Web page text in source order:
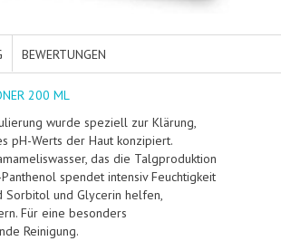
BEWERTUNGEN
200 ML
wurde speziell zur Klärung,
pH-Werts der Haut konzipiert.
das die Talgproduktion
spendet intensiv Feuchtigkeit
Sorbitol und Glycerin helfen,
Für eine besonders
Reinigung.